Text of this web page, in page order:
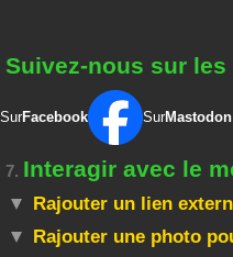
Suivez-nous sur les
SurFacebook SurMastodon
7. Interagir avec le
Rajouter un lien
Rajouter une photo